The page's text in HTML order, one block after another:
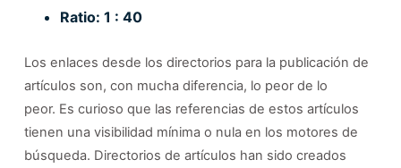
Ratio: 1 : 40
Los enlaces desde los directorios para la publicación de
artículos son, con mucha diferencia, lo peor de lo
peor. Es curioso que las referencias de estos artículos
tienen una visibilidad mínima o nula en los motores de
búsqueda. Directorios de artículos han sido creados